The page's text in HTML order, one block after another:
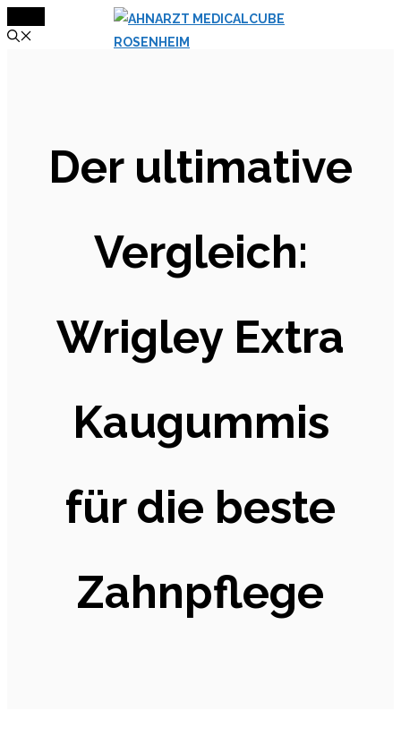
Inhalt
Der ultimative
Vergleich:
Wrigley Extra
Kaugummis
für die beste
Zahnpflege